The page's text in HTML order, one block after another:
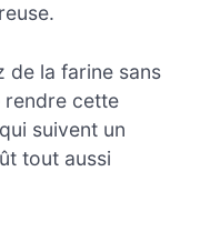
de la farine sans
rendre cette
suivent un
tout aussi